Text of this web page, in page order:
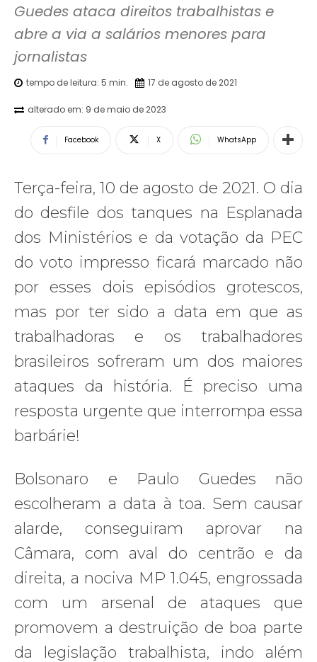
Guedes ataca direitos trabalhistas e
abre a via a salários menores para
jornalistas
tempo de leitura: 5 min. 17 de agosto de 2021
alterado em: 9 de maio de 2023
Facebook X WhatsApp
Terça-feira, 10 de agosto de 2021. O dia
do desfile dos tanques na Esplanada
dos Ministérios e da votação da PEC
do voto impresso ficará marcado não
por esses dois episódios grotescos,
mas por ter sido a data em que as
trabalhadoras e os trabalhadores
brasileiros sofreram um dos maiores
ataques da história. É preciso uma
resposta urgente que interrompa essa
barbárie!
Bolsonaro e Paulo Guedes não
escolheram a data à toa. Sem causar
alarde, conseguiram aprovar na
Câmara, com aval do centrão e da
direita, a nociva MP 1.045, engrossada
com um arsenal de ataques que
promovem a destruição de boa parte
da legislação trabalhista, indo além